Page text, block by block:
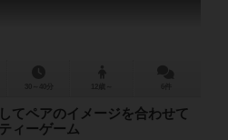
てペアのイメージを合わせて
ィーゲーム